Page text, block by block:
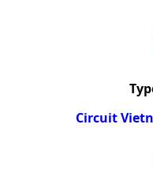
Circuit